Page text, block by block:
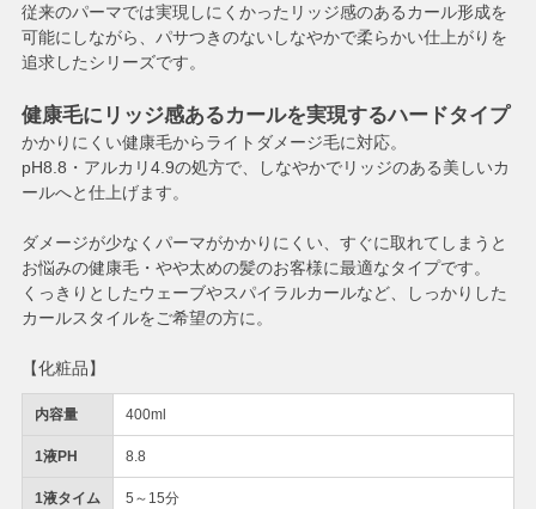
内容量 400ml
1液PH 8.8
1液タイム 5～15分
従来のパーマでは実現しにくかったリッジ感のあるカール形成を
可能にしながら、パサつきのないしなやかで柔らかい仕上がりを
追求したシリーズです。
健康毛にリッジ感あるカールを実現するハードタイプ
かかりにくい健康毛からライトダメージ毛に対応。
pH8.8・アルカリ4.9の処方で、しなやかでリッジのある美しいカ
ールへと仕上げます。
ダメージが少なくパーマがかかりにくい、すぐに取れてしまうと
お悩みの健康毛・やや太めの髪のお客様に最適なタイプです。
くっきりとしたウェーブやスパイラルカールなど、しっかりした
カールスタイルをご希望の方に。
【化粧品】